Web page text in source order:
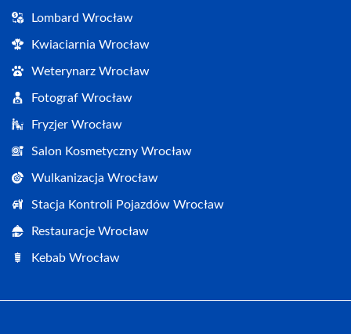
Lombard Wrocław
Kwiaciarnia Wrocław
Weterynarz Wrocław
Fotograf Wrocław
Fryzjer Wrocław
Salon Kosmetyczny Wrocław
Wulkanizacja Wrocław
Stacja Kontroli Pojazdów Wrocław
Restauracje Wrocław
Kebab Wrocław